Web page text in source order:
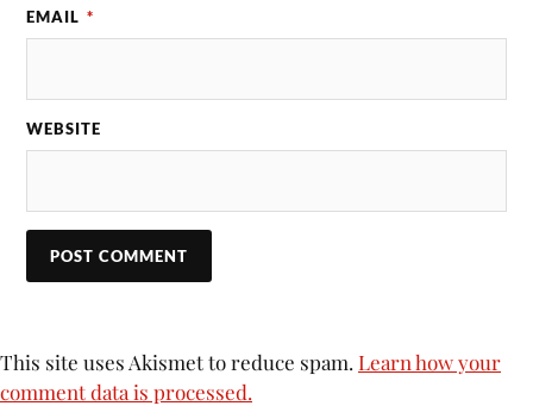
EMAIL *
WEBSITE
This site uses Akismet to reduce spam. Learn how your
comment data is processed.